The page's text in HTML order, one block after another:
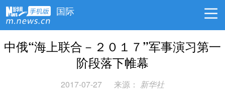
国际
中俄“海上联合－２０１７”军事演习第一
阶段落下帷幕
2017-07-27 来源： 新华社